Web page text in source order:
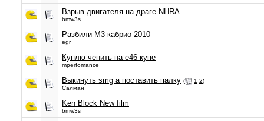
Взрыв двигателя на драге NHRA
bmw3s
Разбили М3 кабрио 2010
egr
Куплю ченить на е46 купе
mperfomance
Выкинуть smg а поставить палку ( 1 2)
Салман
Ken Block New film
bmw3s